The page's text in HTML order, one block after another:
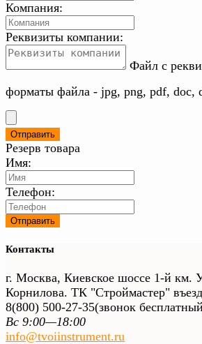
Компания:
Реквизиты компании:
Файл с
форматы файла - jpg, png, pdf, doc,
Резерв товара
Имя:
Телефон:
Контакты
г. Москва, Киевское шоссе 1-й км.
Корнилова. ТК "Строймастер"
8(800) 500-27-35(звонок
Вс 9:00—18:00
info@tvoiinstrument.ru